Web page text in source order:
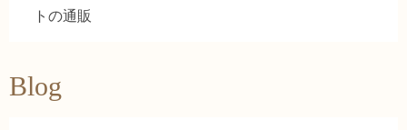
トの通販
Blog